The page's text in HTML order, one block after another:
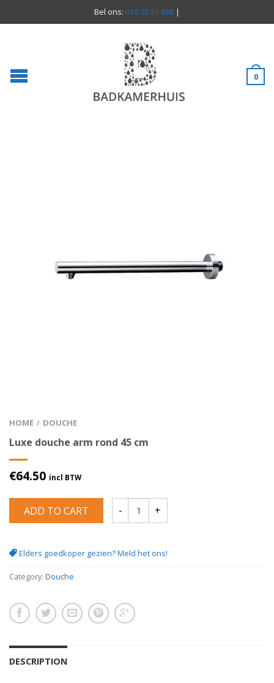
Bel ons: 010 78 51 888 |
0
HOME / DOUCHE
Luxe douche arm rond 45 cm
€64.50 incl BTW
ADD TO CART
Elders goedkoper gezien? Meld het ons!
Category: Douche
DESCRIPTION